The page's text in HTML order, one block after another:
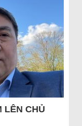
LÊN CHỦ